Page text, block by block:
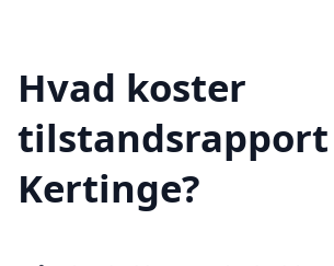
Hvad koster
Kertinge?